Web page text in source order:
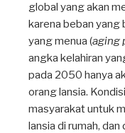
global yang akan
karena beban yang
yang menua (aging
angka kelahiran
pada 2050 hanya
orang lansia.
masyarakat untuk
lansia di rumah,